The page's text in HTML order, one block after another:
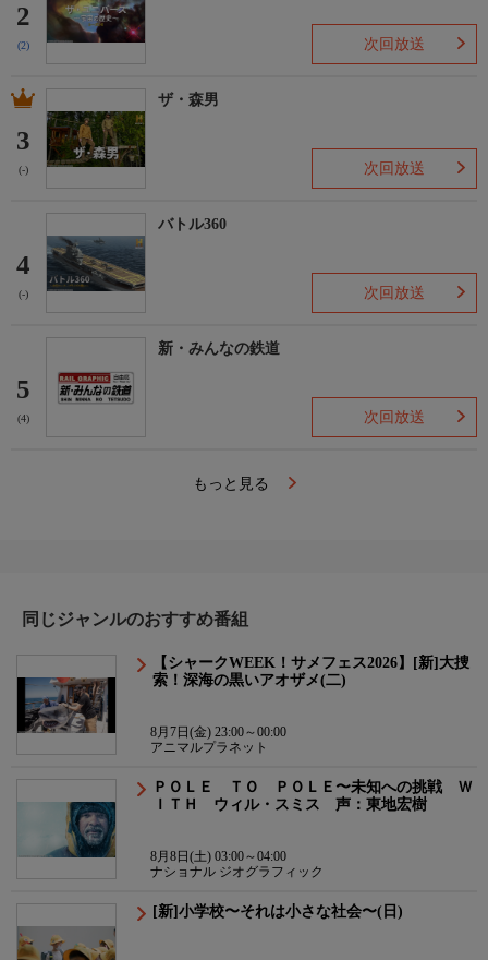
2
(2) 次回放送
3
(-)
ザ・森男
次回放送
4
(-)
バトル360
次回放送
5
(4)
新・みんなの鉄道
次回放送
もっと見る
同じジャンルのおすすめ番組
【シャークWEEK！サメフェス2026】[新]大捜
索！深海の黒いアオザメ(二)
8月7日(金) 23:00～00:00
アニマルプラネット
ＰＯＬＥ ＴＯ ＰＯＬＥ〜未知への挑戦 Ｗ
ＩＴＨ ウィル・スミス 声：東地宏樹
8月8日(土) 03:00～04:00
ナショナル ジオグラフィック
[新]小学校〜それは小さな社会〜(日)